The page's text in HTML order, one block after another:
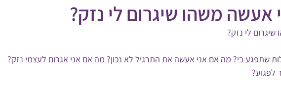
אעשה משהו שיגרום לי נזק?
לי נזק?
שתפגע בי? מה אם אני אעשה את התרגיל לא נכון? מה אם אני אגרום לעצמי נזק?
לפגוע?